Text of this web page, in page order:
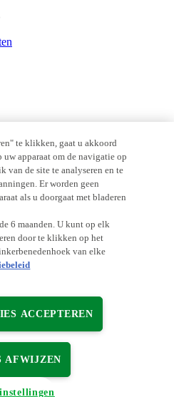
te klikken, gaat u akkoord
apparaat om de navigatie op
van de site te analyseren en te
Er worden geen
als u doorgaat met bladeren
6 maanden. U kunt op elk
door te klikken op het
van elke
ACCEPTEREN
AFWIJZEN